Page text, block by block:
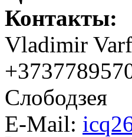
Контакты:
Vladimir
Слободзея
E-Mail: